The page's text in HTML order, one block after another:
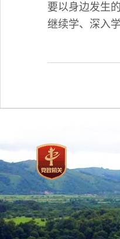
要以身边发生
继续学、深入